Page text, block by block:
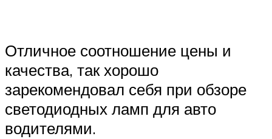
Отличное соотношение цены и
качества, так хорошо
зарекомендовал себя при обзоре
светодиодных ламп для авто
водителями.